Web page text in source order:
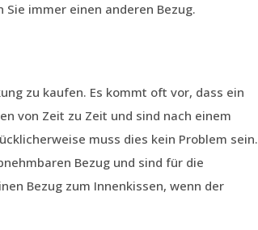
Sie immer einen anderen Bezug.
zu kaufen. Es kommt oft vor, dass ein
von Zeit zu Zeit und sind nach einem
muss dies kein Problem sein.
Bezug und sind für die
Bezug zum Innenkissen, wenn der